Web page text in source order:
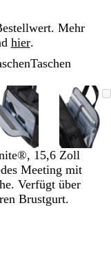
Mehr
hier.
Taschen
verkleinerbares
Vergrößer-/
Bild
Zoom
auf
Minimum
Klicken
zum
Vergrößern
Verwenden
Sie
die
Tasten
+
und
-
zum
Zoomen
Bild
Zoom
auf
zum
Sie
die
Tasten
+
und
-
15,6 Zoll
Meeting mit
Verfügt über
Brustgurt.